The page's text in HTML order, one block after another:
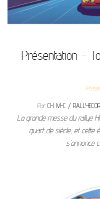
Présentation –
ParCH. M-C /
La grande messe du rallye
quart de siècle, et cette
s’annonce